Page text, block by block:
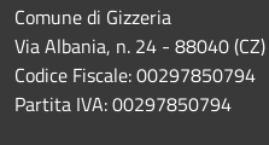
Comune di Gizzeria
Via Albania, n. 24 - 88040 (CZ)
Codice Fiscale: 00297850794
Partita IVA: 00297850794